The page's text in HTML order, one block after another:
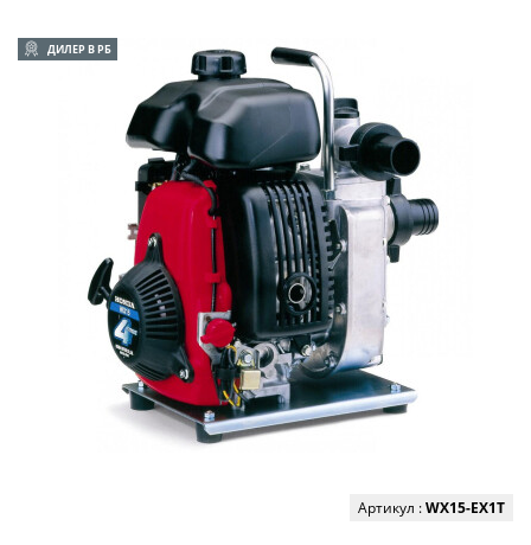
ДИЛЕР В РБ
Артикул :WX15-EX1T